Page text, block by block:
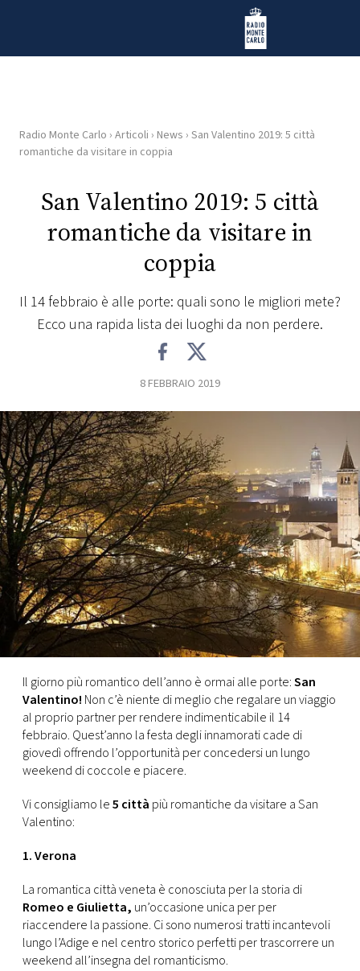
Radio Monte Carlo
HOME
RADIO
WEB
PLAYLIST
CONCORSI
EVENTI
VIDEO
TV
PRINCIPATO
DI
MONACO
RMC
CONSIGLIA
Radio Monte Carlo › Articoli › News › San Valentino 2019: 5 città
romantiche da visitare in coppia
San Valentino 2019: 5 città
romantiche da visitare in
coppia
Il 14 febbraio è alle porte: quali sono le migliori mete?
Ecco una rapida lista dei luoghi da non perdere.
8 FEBBRAIO 2019
Il giorno più romantico dell’anno è ormai alle porte:San
Valentino! Non c’è niente di meglio che regalare un viaggio
al proprio partner per rendere indimenticabile il 14
febbraio. Quest’anno la festa degli innamorati cade di
giovedì offrendo l’opportunità per concedersi un lungo
weekend di coccole e piacere.
Vi consigliamo le5 città più romantiche da visitare a San
Valentino:
1. Verona
La romantica città veneta è conosciuta per la storia di
Romeo e Giulietta, un’occasione unica per per
riaccendere la passione. Ci sono numerosi tratti incantevoli
lungo l’Adige e nel centro storico perfetti per trascorrere un
weekend all’insegna del romanticismo.